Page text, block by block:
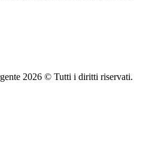
2026 © Tutti i diritti riservati.